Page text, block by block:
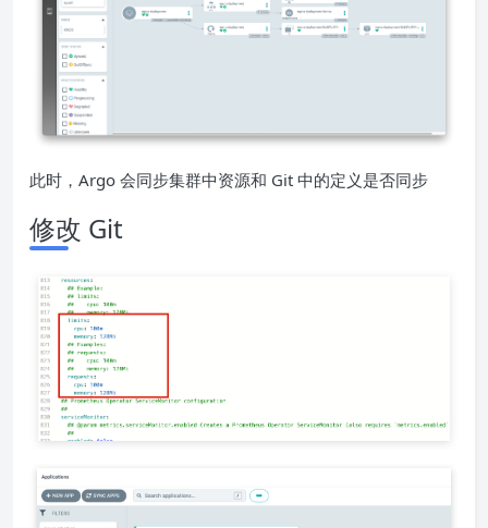
此时，Argo 会同步集群中资源和 Git 中的定义是否同步
修改 Git